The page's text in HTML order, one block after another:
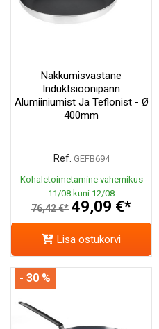
Nakkumisvastane
Induktsioonipann
Alumiiniumist Ja Teflonist - Ø
400mm
Ref. GEFB694
Kohaletoimetamine vahemikus
11/08 kuni 12/08
76,42 €* 49,09 €*
Lisa ostukorvi
- 30 %